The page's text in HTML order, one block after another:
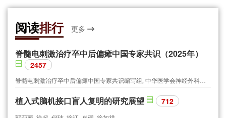
阅读排行 更多
脊髓电刺激治疗卒中后偏瘫中国专家共识（2025年）
2457
脊髓电刺激治疗卒中后偏瘫中国专家共识编写组, 中华医学会神经外科学分会功能神经外科学组, 中国研究型医院学会神经外科学专业委员会, 世界华人神经外科协会功能神经外科专业委员会, 北京医学会神经外科学分会功能神经外科专业组, 北京医学会神经外科学分会周围神经外科专业组
植入式脑机接口盲人复明的研究展望 712